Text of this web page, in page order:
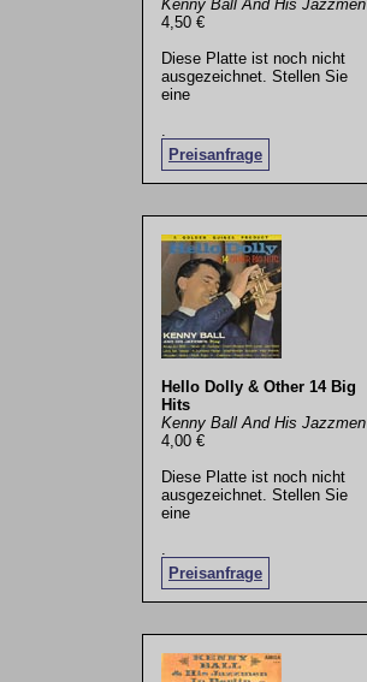
Kenny Ball And His Jazzmen
4,50 €
Diese Platte ist noch nicht
ausgezeichnet. Stellen Sie
eine
Preisanfrage
.
Hello Dolly & Other 14 Big
Hits
Kenny Ball And His Jazzmen
4,00 €
Diese Platte ist noch nicht
ausgezeichnet. Stellen Sie
eine
Preisanfrage